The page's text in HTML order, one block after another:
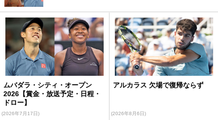
ムバダラ・シティ・オープン
2026【賞金・放送予定・日程・
ドロー】
(2026年7月17日)
アルカラス 欠場で復帰ならず
(2026年8月6日)